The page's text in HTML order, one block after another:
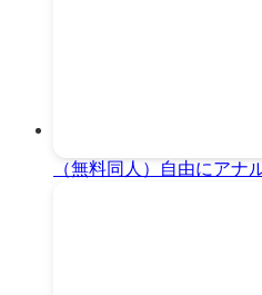
（無料同人）自由にアナ